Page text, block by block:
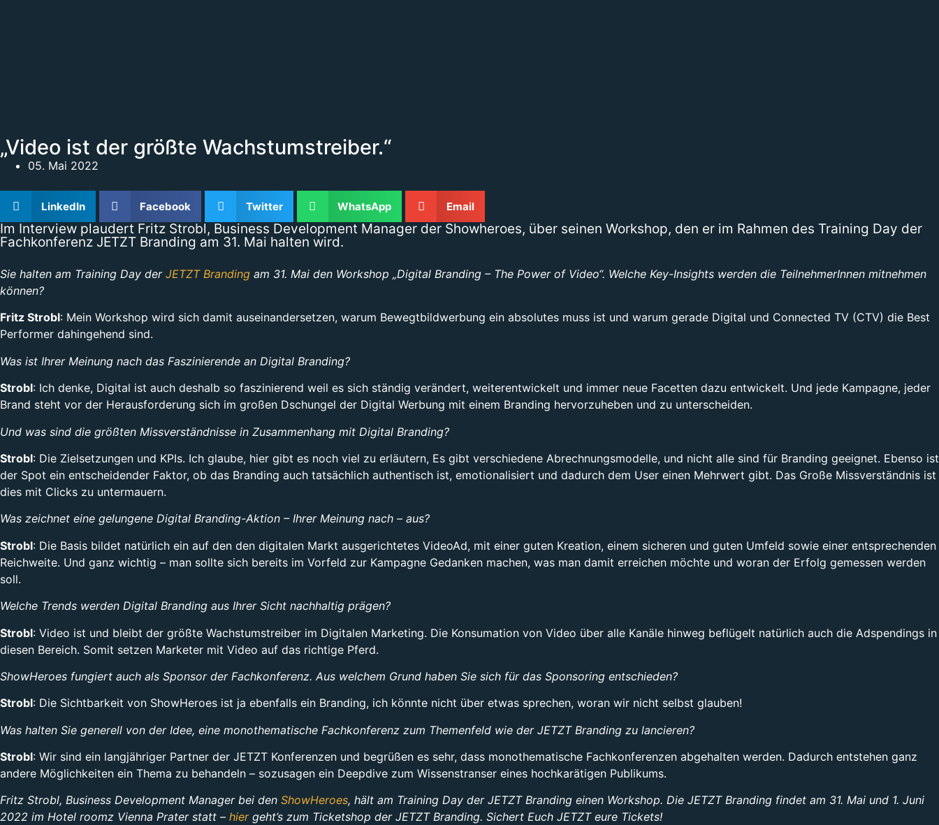
„Video ist der größte Wachstumstreiber.“
05. Mai 2022
LinkedIn Facebook Twitter WhatsApp Email
Im Interview plaudert Fritz Strobl, Business Development Manager der Showheroes, über seinen Workshop, den er im Rahmen des Training Day der
Fachkonferenz JETZT Branding am 31. Mai halten wird.
Sie halten am Training Day der JETZT Branding am 31. Mai den Workshop „Digital Branding – The Power of Video“. Welche Key-Insights werden die TeilnehmerInnen mitnehmen
können?
Fritz Strobl: Mein Workshop wird sich damit auseinandersetzen, warum Bewegtbildwerbung ein absolutes muss ist und warum gerade Digital und Connected TV (CTV) die Best
Performer dahingehend sind.
Was ist Ihrer Meinung nach das Faszinierende an Digital Branding?
Strobl: Ich denke, Digital ist auch deshalb so faszinierend weil es sich ständig verändert, weiterentwickelt und immer neue Facetten dazu entwickelt. Und jede Kampagne, jeder
Brand steht vor der Herausforderung sich im großen Dschungel der Digital Werbung mit einem Branding hervorzuheben und zu unterscheiden.
Und was sind die größten Missverständnisse in Zusammenhang mit Digital Branding?
Strobl: Die Zielsetzungen und KPIs. Ich glaube, hier gibt es noch viel zu erläutern, Es gibt verschiedene Abrechnungsmodelle, und nicht alle sind für Branding geeignet. Ebenso ist
der Spot ein entscheidender Faktor, ob das Branding auch tatsächlich authentisch ist, emotionalisiert und dadurch dem User einen Mehrwert gibt. Das Große Missverständnis ist
dies mit Clicks zu untermauern.
Was zeichnet eine gelungene Digital Branding-Aktion – Ihrer Meinung nach – aus?
Strobl: Die Basis bildet natürlich ein auf den den digitalen Markt ausgerichtetes VideoAd, mit einer guten Kreation, einem sicheren und guten Umfeld sowie einer entsprechenden
Reichweite. Und ganz wichtig – man sollte sich bereits im Vorfeld zur Kampagne Gedanken machen, was man damit erreichen möchte und woran der Erfolg gemessen werden
soll.
Welche Trends werden Digital Branding aus Ihrer Sicht nachhaltig prägen?
Strobl: Video ist und bleibt der größte Wachstumstreiber im Digitalen Marketing. Die Konsumation von Video über alle Kanäle hinweg beflügelt natürlich auch die Adspendings in
diesen Bereich. Somit setzen Marketer mit Video auf das richtige Pferd.
ShowHeroes fungiert auch als Sponsor der Fachkonferenz. Aus welchem Grund haben Sie sich für das Sponsoring entschieden?
Strobl: Die Sichtbarkeit von ShowHeroes ist ja ebenfalls ein Branding, ich könnte nicht über etwas sprechen, woran wir nicht selbst glauben!
Was halten Sie generell von der Idee, eine monothematische Fachkonferenz zum Themenfeld wie der JETZT Branding zu lancieren?
Strobl: Wir sind ein langjähriger Partner der JETZT Konferenzen und begrüßen es sehr, dass monothematische Fachkonferenzen abgehalten werden. Dadurch entstehen ganz
andere Möglichkeiten ein Thema zu behandeln – sozusagen ein Deepdive zum Wissenstranser eines hochkarätigen Publikums.
Fritz Strobl, Business Development Manager bei den ShowHeroes, hält am Training Day der JETZT Branding einen Workshop. Die JETZT Branding findet am 31. Mai und 1. Juni
2022 im Hotel roomz Vienna Prater statt – hiergeht’s zum Ticketshop der JETZT Branding. Sichert Euch JETZT eure Tickets!